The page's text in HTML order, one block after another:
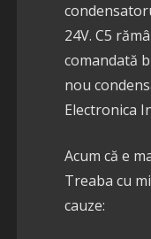
24V. C5
comandată
nou
Electronica
Acum că e
Treaba cu
cauze: